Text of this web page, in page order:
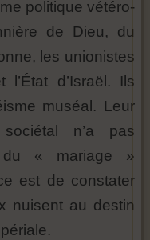
politique vétéro-
de Dieu, du
les unionistes
d’Israël. Ils
muséal. Leur
n’a pas
du « mariage »
est de constater
nuisent au destin